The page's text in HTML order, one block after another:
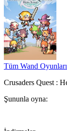
Tüm Wand
Crusaders Quest :
Şununla oyna: